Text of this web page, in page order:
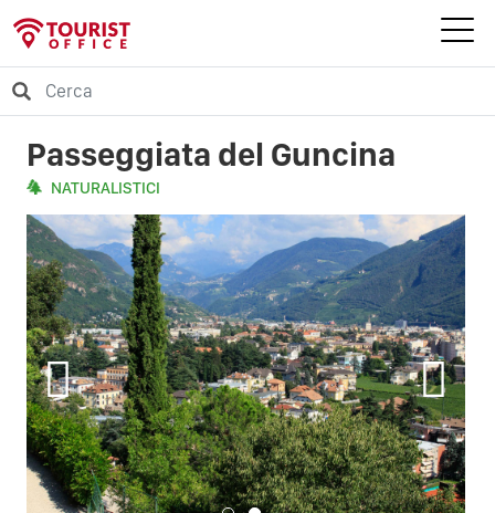
Passeggiata del Guncina
NATURALISTICI